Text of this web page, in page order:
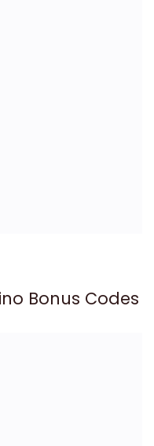
Bonus Codes